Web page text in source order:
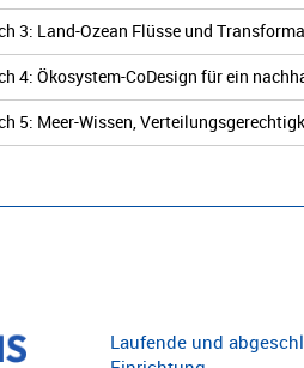
3: Land-Ozean Flüsse und
4: Ökosystem-CoDesign für ein
5: Meer-Wissen,
Laufende und